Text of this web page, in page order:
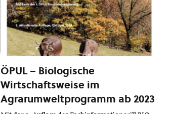
ÖPUL – Biologische
Wirtschaftsweise im
Agrarumweltprogramm ab 2023